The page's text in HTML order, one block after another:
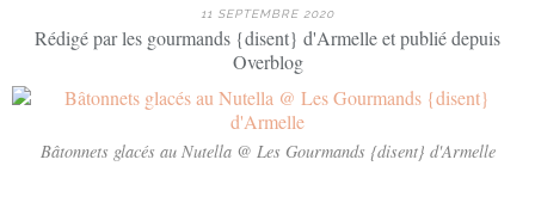
11 SEPTEMBRE 2020
Rédigé par les gourmands {disent} d'Armelle et publié depuis
Overblog
Bâtonnets glacés au Nutella @ Les Gourmands {disent} d'Armelle